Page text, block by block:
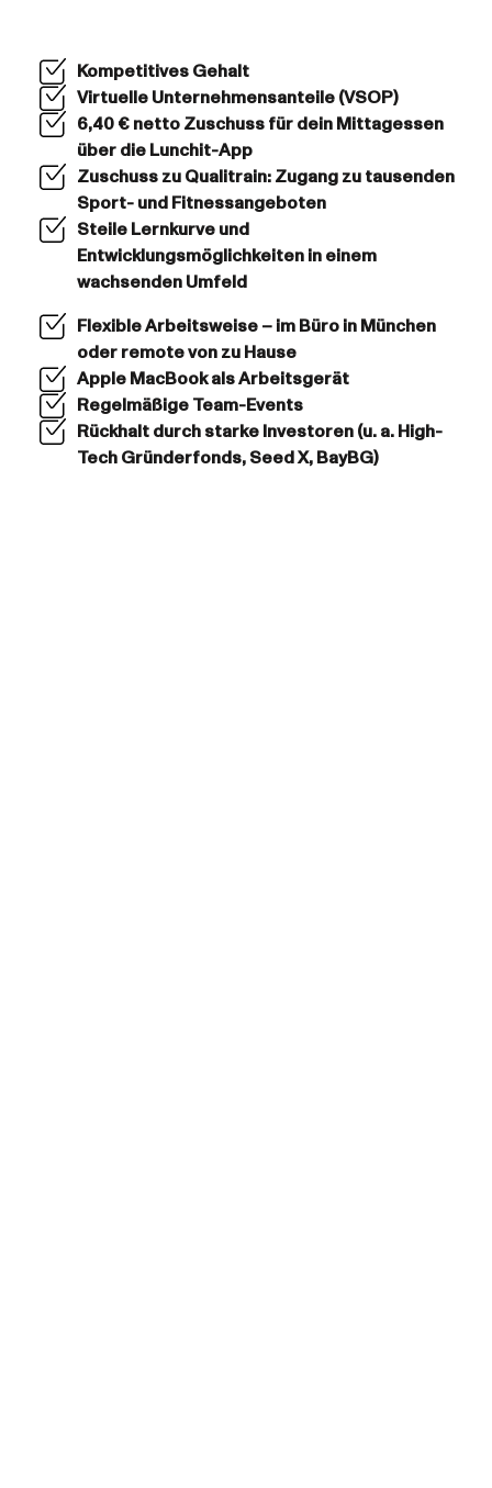
Kompetitives Gehalt
Virtuelle Unternehmensanteile (VSOP)
6,40 € netto Zuschuss für dein Mittagessen
über die Lunchit-App
Zuschuss zu Qualitrain: Zugang zu tausenden
Sport- und Fitnessangeboten
Steile Lernkurve und
Entwicklungsmöglichkeiten in einem
wachsenden Umfeld
Flexible Arbeitsweise – im Büro in München
oder remote von zu Hause
Apple MacBook als Arbeitsgerät
Regelmäßige Team-Events
Rückhalt durch starke Investoren (u. a. High-
Tech Gründerfonds, Seed X, BayBG)